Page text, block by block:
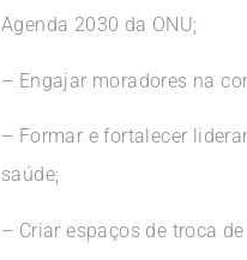
Agenda 2030 da ONU;
– Engajar moradores na
– Formar e fortalecer
saúde;
– Criar espaços de troca